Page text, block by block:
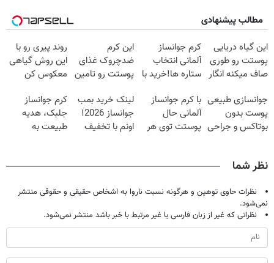
مطالب پیشنهادی
این گیاه دریایی
پوستت رو طوری
صاف میکنه انگار
شدی🔥
کرم جوانساز
آلمانی انتخاب
ستاره ها!خرید با
این کرم
ضدچروک غذای
پوستت رو تامین
40%تخفیف)
روند پیری رو با
این روش گیاهی
معکوس کن
جوانسازی طبیعی
پوست بدون
بوتاکس و جراحی
با کرم جوانساز
آلمانی حال
پوستت توی هر
لینک خرید بمب
جوانساز 2026!
اونم با تخفیف
کرم جوانساز
جلبک، هدیه
طبیعت به
نظر شما
نظرات حاوی توهین و هرگونه نسبت ناروا به اشخاص حقیقی و حقوقی منتشر
نمی‌شود.
نظراتی که غیر از زبان فارسی یا غیر مرتبط با خبر باشد منتشر نمی‌شود.